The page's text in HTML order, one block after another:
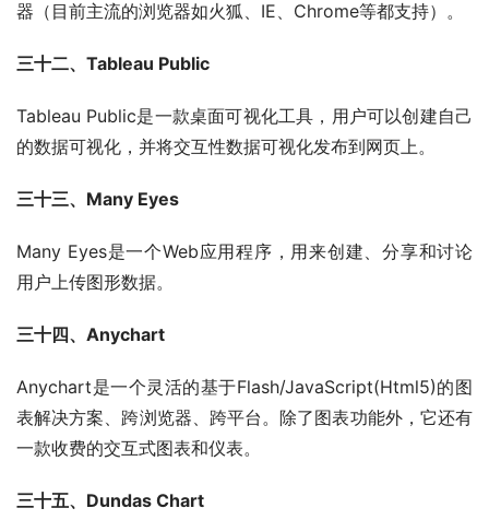
器（目前主流的浏览器如火狐、IE、Chrome等都支持）。
三十二、Tableau Public
Tableau Public是一款桌面可视化工具，用户可以创建自己
的数据可视化，并将交互性数据可视化发布到网页上。
三十三、Many Eyes
Many Eyes是一个Web应用程序，用来创建、分享和讨论
用户上传图形数据。
三十四、Anychart
Anychart是一个灵活的基于Flash/JavaScript(Html5)的图
表解决方案、跨浏览器、跨平台。除了图表功能外，它还有
一款收费的交互式图表和仪表。
三十五、Dundas Chart